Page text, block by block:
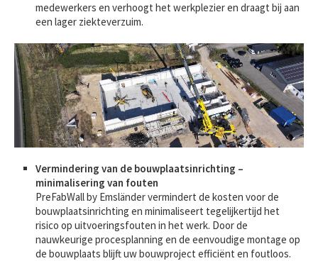
medewerkers en verhoogt het werkplezier en draagt bij aan
een lager ziekteverzuim.
Vermindering van de bouwplaatsinrichting –
minimalisering van fouten
PreFabWall by Emsländer vermindert de kosten voor de
bouwplaatsinrichting en minimaliseert tegelijkertijd het
risico op uitvoeringsfouten in het werk. Door de
nauwkeurige procesplanning en de eenvoudige montage op
de bouwplaats blijft uw bouwproject efficiënt en foutloos.